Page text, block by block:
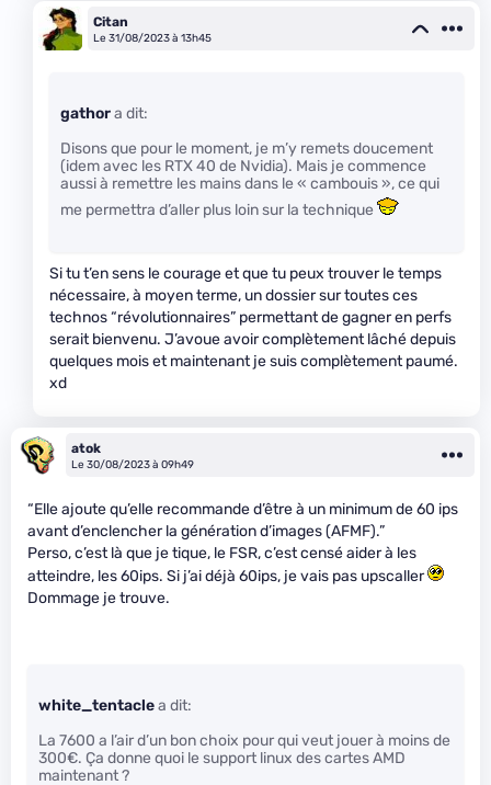
Citan
Le 31/08/2023 à 13h45
gathora dit:
Disons que pour le moment, je m’y remets doucement
(idem avec les RTX 40 de Nvidia). Mais je commence
aussi à remettre les mains dans le « cambouis », ce qui
me permettra d’aller plus loin sur la technique
Si tu t’en sens le courage et que tu peux trouver le temps
nécessaire, à moyen terme, un dossier sur toutes ces
technos “révolutionnaires” permettant de gagner en perfs
serait bienvenu. J’avoue avoir complètement lâché depuis
quelques mois et maintenant je suis complètement paumé.
xd
atok
Le 30/08/2023 à 09h49
“Elle ajoute qu’elle recommande d’être à un minimum de 60 ips
avant d’enclencher la génération d’images (AFMF).”
Perso, c’est là que je tique, le FSR, c’est censé aider à les
atteindre, les 60ips. Si j’ai déjà 60ips, je vais pas upscaller
Dommage je trouve.
white_tentaclea dit:
La 7600 a l’air d’un bon choix pour qui veut jouer à moins de
300€. Ça donne quoi le support linux des cartes AMD
maintenant ?